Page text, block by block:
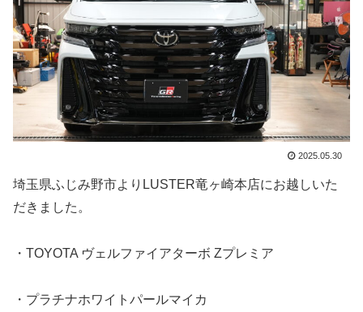
2025.05.30
埼玉県ふじみ野市よりLUSTER竜ヶ崎本店にお越しいた
だきました。
・TOYOTA ヴェルファイアターボ Zプレミア
・プラチナホワイトパールマイカ